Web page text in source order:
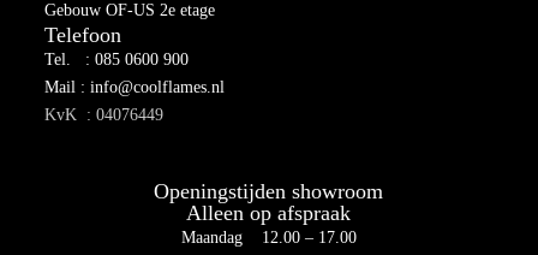
Gebouw OF-US 2e etage
Telefoon
Tel. : 085 0600 900
Mail : info@coolflames.nl
KvK : 04076449
Openingstijden showroom
Alleen op afspraak
Maandag 12.00 – 17.00